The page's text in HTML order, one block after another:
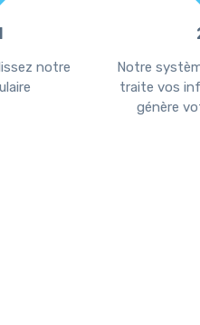
notre
Notre
traite vos
génère